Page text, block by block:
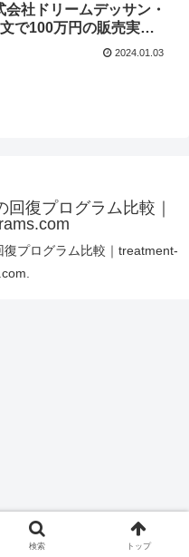
社ドリームデッサン・
で100万円の販売実績
2024.01.03
復プログラム比較｜
プログラム比較｜treatment-
検索 トップ